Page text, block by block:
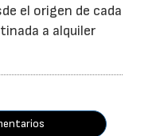
el origen de cada
a alquiler